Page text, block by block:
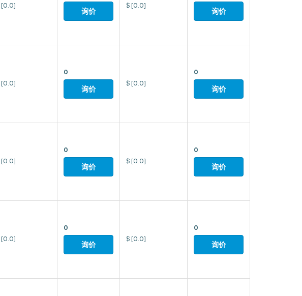
[0.0]
询价
$ [0.0]
询价
[0.0]
0
询价
$ [0.0]
0
询价
[0.0]
0
询价
$ [0.0]
0
询价
[0.0]
0
询价
$ [0.0]
0
询价